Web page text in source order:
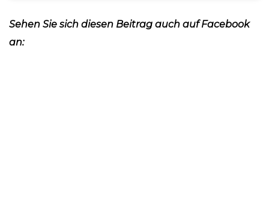
Sehen Sie sich diesen Beitrag auch auf Facebook
an: